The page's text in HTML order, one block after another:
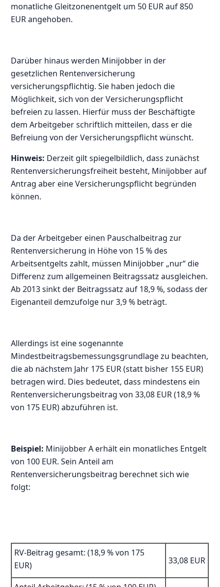
monatliche Gleitzonenentgelt um 50 EUR auf 850
EUR angehoben.
Darüber hinaus werden Minijobber in der
gesetzlichen Rentenversicherung
versicherungspflichtig. Sie haben jedoch die
Möglichkeit, sich von der Versicherungspflicht
befreien zu lassen. Hierfür muss der Beschäftigte
dem Arbeitgeber schriftlich mitteilen, dass er die
Befreiung von der Versicherungspflicht wünscht.
Hinweis: Derzeit gilt spiegelbildlich, dass zunächst
Rentenversicherungsfreiheit besteht, Minijobber auf
Antrag aber eine Versicherungspflicht begründen
können.
Da der Arbeitgeber einen Pauschalbeitrag zur
Rentenversicherung in Höhe von 15 % des
Arbeitsentgelts zahlt, müssen Minijobber „nur“ die
Differenz zum allgemeinen Beitragssatz ausgleichen.
Ab 2013 sinkt der Beitragssatz auf 18,9 %, sodass der
Eigenanteil demzufolge nur 3,9 % beträgt.
Allerdings ist eine sogenannte
Mindestbeitragsbemessungsgrundlage zu beachten,
die ab nächstem Jahr 175 EUR (statt bisher 155 EUR)
betragen wird. Dies bedeutet, dass mindestens ein
Rentenversicherungsbeitrag von 33,08 EUR (18,9 %
von 175 EUR) abzuführen ist.
Beispiel: Minijobber A erhält ein monatliches Entgelt
von 100 EUR. Sein Anteil am
Rentenversicherungsbeitrag berechnet sich wie
folgt:
RV-Beitrag gesamt: (18,9 % von 175
EUR)
33,08 EUR